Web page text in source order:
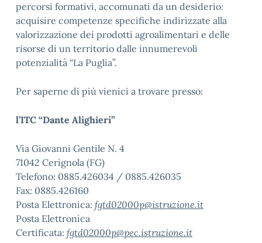
percorsi formativi, accomunati da un desiderio:
acquisire competenze specifiche indirizzate alla
valorizzazione dei prodotti agroalimentari e delle
risorse di un territorio dalle innumerevoli
potenzialità “La Puglia”.
Per saperne di più vienici a trovare presso:
l’ITC “Dante Alighieri”
Via Giovanni Gentile N. 4
71042 Cerignola (FG)
Telefono: 0885.426034 / 0885.426035
Fax: 0885.426160
Posta Elettronica: fgtd02000p@istruzione.it
Posta Elettronica
Certificata: fgtd02000p@pec.istruzione.it